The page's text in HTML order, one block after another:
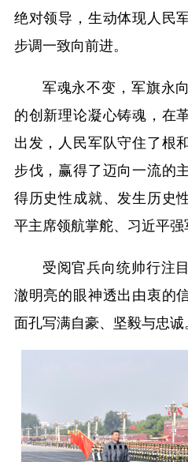
绝对领导，生动体现人民
步调一致向前进。
军魂永不变，军旗永
的创新理论凝心铸魂，在
出发，人民军队守住了根
步伐，赢得了迈向一流的
得历史性成就、发生历史
平主席领航掌舵、习近平强
受阅官兵向统帅行注
澈明亮的眼神透出由衷的
面孔写满自豪、坚毅与忠诚。